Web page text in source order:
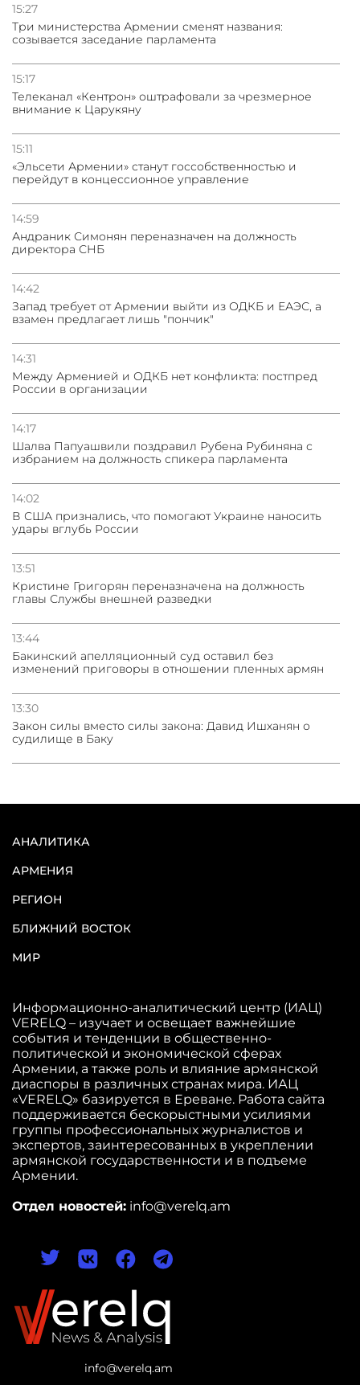
15:27
Три министерства Армении сменят названия:
созывается заседание парламента
15:17
Телеканал «Кентрон» оштрафовали за чрезмерное
внимание к Царукяну
15:11
«Эльсети Армении» станут госсобственностью и
перейдут в концессионное управление
14:59
Андраник Симонян переназначен на должность
директора СНБ
14:42
Запад требует от Армении выйти из ОДКБ и ЕАЭС, а
взамен предлагает лишь "пончик"
14:31
Между Арменией и ОДКБ нет конфликта: постпред
России в организации
14:17
Шалва Папуашвили поздравил Рубена Рубиняна с
избранием на должность спикера парламента
14:02
В США признались, что помогают Украине наносить
удары вглубь России
13:51
Кристине Григорян переназначена на должность
главы Службы внешней разведки
13:44
Бакинский апелляционный суд оставил без
изменений приговоры в отношении пленных армян
13:30
Закон силы вместо силы закона: Давид Ишханян о
судилище в Баку
info@verelq.am
АНАЛИТИКА
АРМЕНИЯ
РЕГИОН
БЛИЖНИЙ ВОСТОК
МИР
Информационно-аналитический центр (ИАЦ)
VERELQ – изучает и освещает важнейшие
события и тенденции в общественно-
политической и экономической сферах
Армении, а также роль и влияние армянской
диаспоры в различных странах мира. ИАЦ
«VERELQ» базируется в Ереване. Работа сайта
поддерживается бескорыстными усилиями
группы профессиональных журналистов и
экспертов, заинтересованных в укреплении
армянской государственности и в подъеме
Армении.
Отдел новостей: info@verelq.am